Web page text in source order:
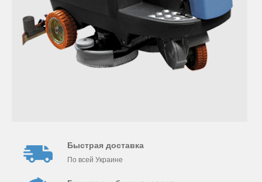
Быстрая доставка
По всей Украине